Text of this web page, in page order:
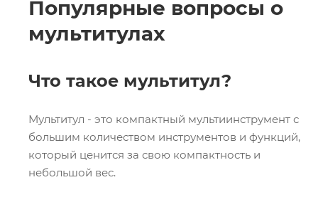
Популярные вопросы о
мультитулах
Что такое мультитул?
Мультитул - это компактный мультиинструмент с
большим количеством инструментов и функций,
который ценится за свою компактность и
небольшой вес.